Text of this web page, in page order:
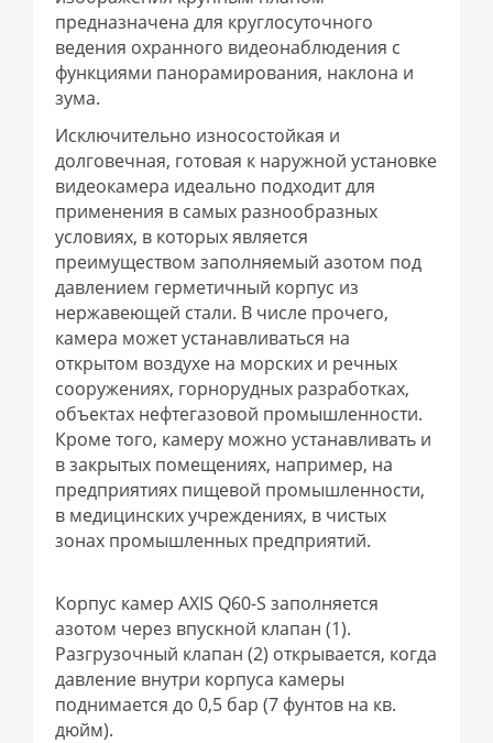
предназначена для круглосуточного
ведения охранного видеонаблюдения с
функциями панорамирования, наклона и
зума.
Исключительно износостойкая и
долговечная, готовая к наружной установке
видеокамера идеально подходит для
применения в самых разнообразных
условиях, в которых является
преимуществом заполняемый азотом под
давлением герметичный корпус из
нержавеющей стали. В числе прочего,
камера может устанавливаться на
открытом воздухе на морских и речных
сооружениях, горнорудных разработках,
объектах нефтегазовой промышленности.
Кроме того, камеру можно устанавливать и
в закрытых помещениях, например, на
предприятиях пищевой промышленности,
в медицинских учреждениях, в чистых
зонах промышленных предприятий.
Корпус камер AXIS Q60-S заполняется
азотом через впускной клапан (1).
Разгрузочный клапан (2) открывается, когда
давление внутри корпуса камеры
поднимается до 0,5 бар (7 фунтов на кв.
дюйм).